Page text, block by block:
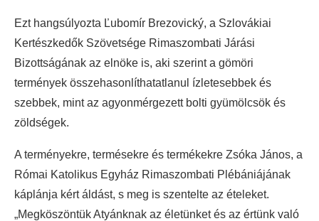
Ezt hangsúlyozta Ľubomír Brezovický, a Szlovákiai
Kertészkedők Szövetsége Rimaszombati Járási
Bizottságának az elnöke is, aki szerint a gömöri
termények összehasonlíthatatlanul ízletesebbek és
szebbek, mint az agyonmérgezett bolti gyümölcsök és
zöldségek.
A terményekre, termésekre és termékekre Zsóka János, a
Római Katolikus Egyház Rimaszombati Plébániájának
káplánja kért áldást, s meg is szentelte az ételeket.
„Megköszöntük Atyánknak az életünket és az értünk való